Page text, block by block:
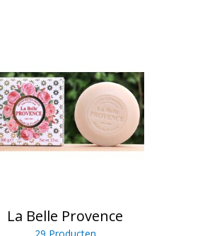
La Belle Provence